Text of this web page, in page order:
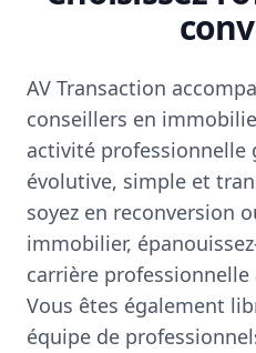
AV Transaction
conseillers en
activité professionnelle
évolutive, simple et
soyez en reconversion
immobilier,
carrière professionnelle
Vous êtes également
équipe de